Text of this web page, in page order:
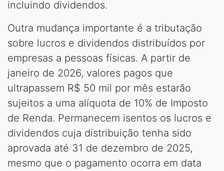
incluindo dividendos.
Outra mudança importante é a tributação
sobre lucros e dividendos distribuídos por
empresas a pessoas físicas. A partir de
janeiro de 2026, valores pagos que
ultrapassem R$ 50 mil por mês estarão
sujeitos a uma alíquota de 10% de Imposto
de Renda. Permanecem isentos os lucros e
dividendos cuja distribuição tenha sido
aprovada até 31 de dezembro de 2025,
mesmo que o pagamento ocorra em data